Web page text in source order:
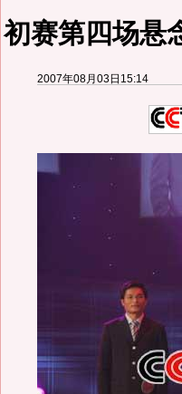
初赛第四场悬
2007年08月03日15:14